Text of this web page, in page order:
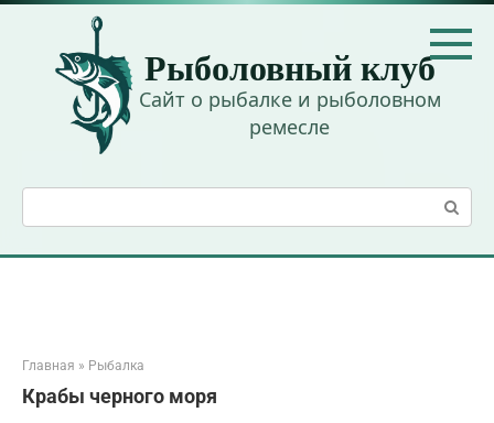
Перейти
контенту
Рыболовный клуб
Сайт о рыбалке и рыболовном
ремесле
Главная » Рыбалка
Крабы черного моря